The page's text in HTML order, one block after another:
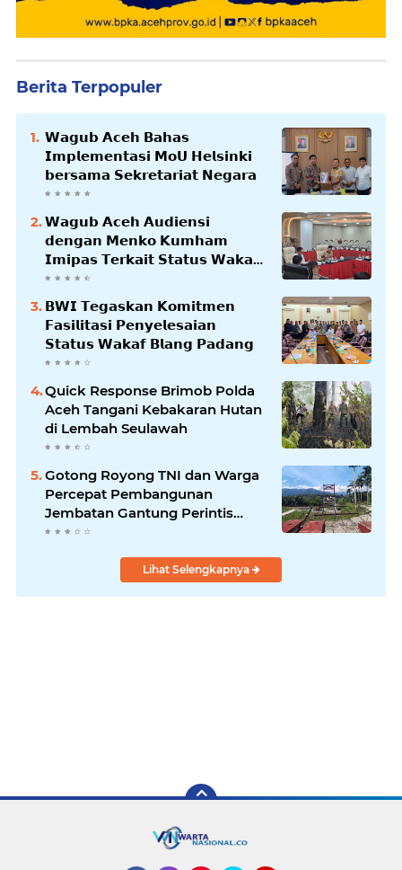
Berita Terpopuler
𝗪𝗮𝗴𝘂𝗯 𝗔𝗰𝗲𝗵 𝗕𝗮𝗵𝗮𝘀
𝗜𝗺𝗽𝗹𝗲𝗺𝗲𝗻𝘁𝗮𝘀𝗶 𝗠𝗼𝗨 𝗛𝗲𝗹𝘀𝗶𝗻𝗸𝗶
𝗯𝗲𝗿𝘀𝗮𝗺𝗮 𝗦𝗲𝗸𝗿𝗲𝘁𝗮𝗿𝗶𝗮𝘁 𝗡𝗲𝗴𝗮𝗿𝗮
𝗪𝗮𝗴𝘂𝗯 𝗔𝗰𝗲𝗵 𝗔𝘂𝗱𝗶𝗲𝗻𝘀𝗶
𝗱𝗲𝗻𝗴𝗮𝗻 𝗠𝗲𝗻𝗸𝗼 𝗞𝘂𝗺𝗵𝗮𝗺
𝗜𝗺𝗶𝗽𝗮𝘀 𝗧𝗲𝗿𝗸𝗮𝗶𝘁 𝗦𝘁𝗮𝘁𝘂𝘀 𝗪𝗮𝗸𝗮𝗳
𝗕𝗹𝗮𝗻𝗴𝗽𝗮𝗱𝗮𝗻𝗴
𝗕𝗪𝗜 𝗧𝗲𝗴𝗮𝘀𝗸𝗮𝗻 𝗞𝗼𝗺𝗶𝘁𝗺𝗲𝗻
𝗙𝗮𝘀𝗶𝗹𝗶𝘁𝗮𝘀𝗶 𝗣𝗲𝗻𝘆𝗲𝗹𝗲𝘀𝗮𝗶𝗮𝗻
𝗦𝘁𝗮𝘁𝘂𝘀 𝗪𝗮𝗸𝗮𝗳 𝗕𝗹𝗮𝗻𝗴 𝗣𝗮𝗱𝗮𝗻𝗴
Quick Response Brimob Polda
Aceh Tangani Kebakaran Hutan
di Lembah Seulawah
Gotong Royong TNI dan Warga
Percepat Pembangunan
Jembatan Gantung Perintis
Kuta Ujung Aceh Tenggara
Lihat Selengkapnya